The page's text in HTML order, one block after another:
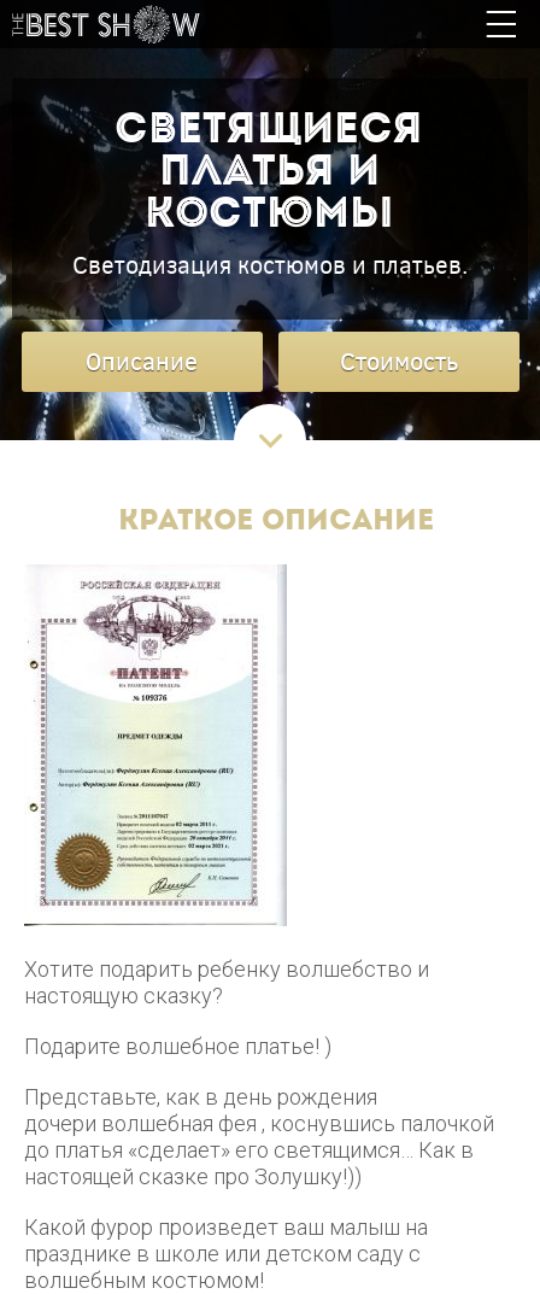
Светящиеся
платья и
костюмы
Светодизация костюмов и платьев.
Описание Стоимость
Краткое описание
Хотите подарить ребенку волшебство и
настоящую сказку?
Подарите волшебное платье! )
Представьте, как в день рождения
дочери волшебная фея , коснувшись палочкой
до платья «сделает» его светящимся… Как в
настоящей сказке про Золушку!))
Какой фурор произведет ваш малыш на
празднике в школе или детском саду с
волшебным костюмом!